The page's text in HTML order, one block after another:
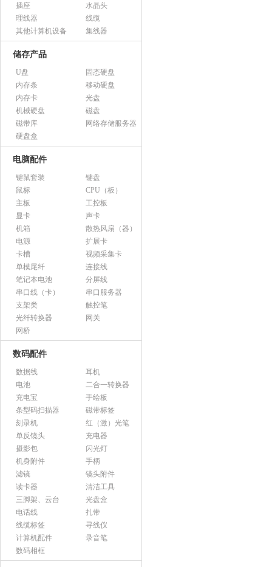
插座
水晶头
理线器
线缆
其他计算机设备
集线器
储存产品
U盘
固态硬盘
内存条
移动硬盘
内存卡
光盘
机械硬盘
磁盘
磁带库
网络存储服务器
硬盘盒
电脑配件
键鼠套装
键盘
鼠标
CPU（板）
主板
工控板
显卡
声卡
机箱
散热风扇（器）
电源
扩展卡
卡槽
视频采集卡
单模尾纤
连接线
笔记本电池
分屏线
串口线（卡）
串口服务器
支架类
触控笔
光纤转换器
网关
网桥
数码配件
数据线
耳机
电池
二合一转换器
充电宝
手绘板
条型码扫描器
磁带标签
刻录机
红（激）光笔
单反镜头
充电器
摄影包
闪光灯
机身附件
手柄
滤镜
镜头附件
读卡器
清洁工具
三脚架、云台
光盘盒
电话线
扎带
线缆标签
寻线仪
计算机配件
录音笔
数码相框